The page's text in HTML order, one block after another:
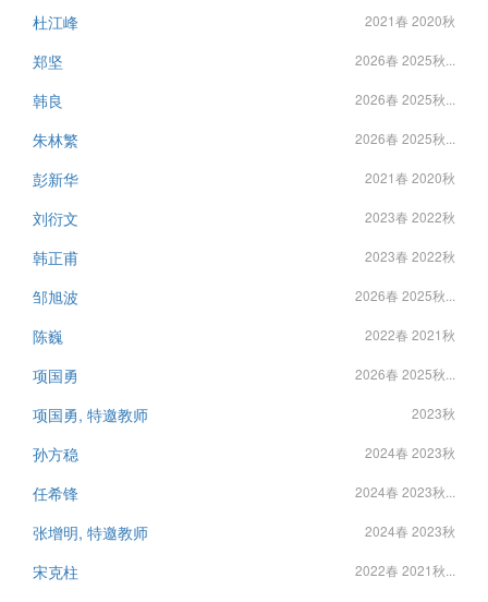
杜江峰 2021春 2020秋
郑坚 2026春 2025秋...
韩良 2026春 2025秋...
朱林繁 2026春 2025秋...
彭新华 2021春 2020秋
刘衍文 2023春 2022秋
韩正甫 2023春 2022秋
邹旭波 2026春 2025秋...
陈巍 2022春 2021秋
项国勇 2026春 2025秋...
项国勇, 特邀教师 2023秋
孙方稳 2024春 2023秋
任希锋 2024春 2023秋...
张增明, 特邀教师 2024春 2023秋
宋克柱 2022春 2021秋...